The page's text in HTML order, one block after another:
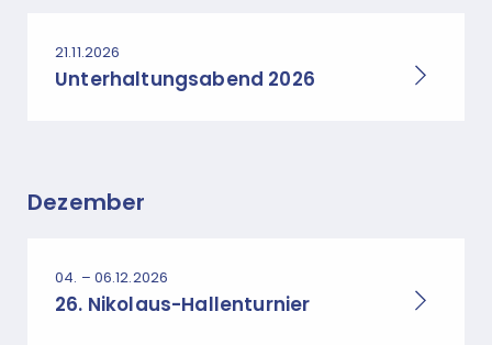
21.11.2026
Unterhaltungsabend 2026
Dezember
04. – 06.12.2026
26. Nikolaus-Hallenturnier